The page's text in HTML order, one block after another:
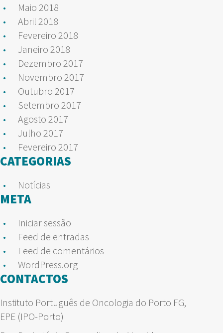
Maio 2018
Abril 2018
Fevereiro 2018
Janeiro 2018
Dezembro 2017
Novembro 2017
Outubro 2017
Setembro 2017
Agosto 2017
Julho 2017
Fevereiro 2017
CATEGORIAS
Notícias
META
Iniciar sessão
Feed de entradas
Feed de comentários
WordPress.org
CONTACTOS
Instituto Português de Oncologia do Porto FG,
EPE (IPO-Porto)